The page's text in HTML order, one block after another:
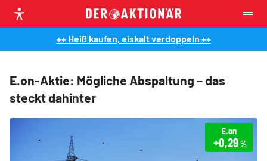
++ Heiß kaufen, eiskalt verdoppeln ++
E.on-Aktie: Mögliche Abspaltung – das
steckt dahinter
E.on
+0,29%